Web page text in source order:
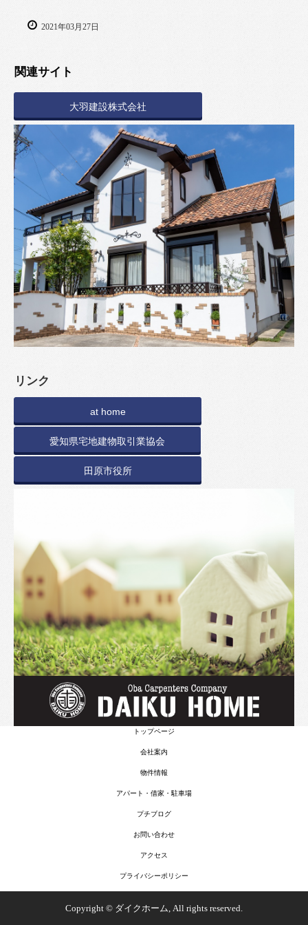
2021年03月27日
関連サイト
大羽建設株式会社
リンク
at home
愛知県宅地建物取引業協会
田原市役所
トップページ
会社案内
物件情報
アパート・借家・駐車場
プチブログ
お問い合わせ
アクセス
プライバシーポリシー
Copyright © ダイクホーム, All rights reserved.